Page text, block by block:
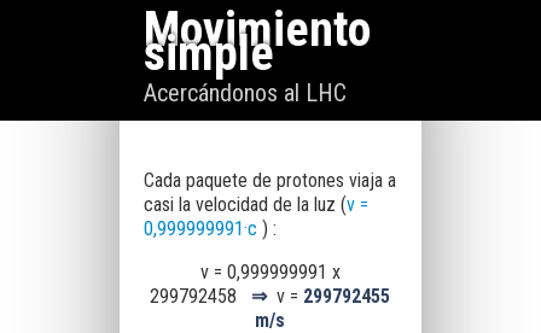
Movimiento
simple
Acercándonos al LHC
Cada paquete de protones viaja a
casi la velocidad de la luz (v =
0,999999991·c ) :
v = 0,999999991 x
299792458
⇒ v = 299792455
m/s